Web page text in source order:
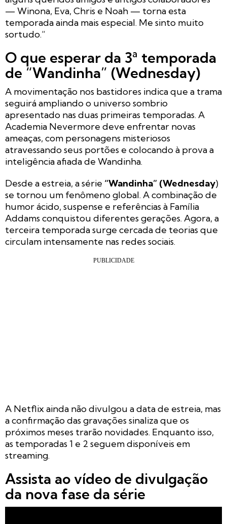
— Winona, Eva, Chris e Noah — torna esta
temporada ainda mais especial. Me sinto muito
sortudo.”
O que esperar da 3ª temporada
de “Wandinha” (Wednesday)
A movimentação nos bastidores indica que a trama
seguirá ampliando o universo sombrio
apresentado nas duas primeiras temporadas. A
Academia Nevermore deve enfrentar novas
ameaças, com personagens misteriosos
atravessando seus portões e colocando à prova a
inteligência afiada de Wandinha.
Desde a estreia, a série “Wandinha” (Wednesday)
se tornou um fenômeno global. A combinação de
humor ácido, suspense e referências à Família
Addams conquistou diferentes gerações. Agora, a
terceira temporada surge cercada de teorias que
circulam intensamente nas redes sociais.
A Netflix ainda não divulgou a data de estreia, mas
a confirmação das gravações sinaliza que os
próximos meses trarão novidades. Enquanto isso,
as temporadas 1 e 2 seguem disponíveis em
streaming.
Assista ao vídeo de divulgação
da nova fase da série